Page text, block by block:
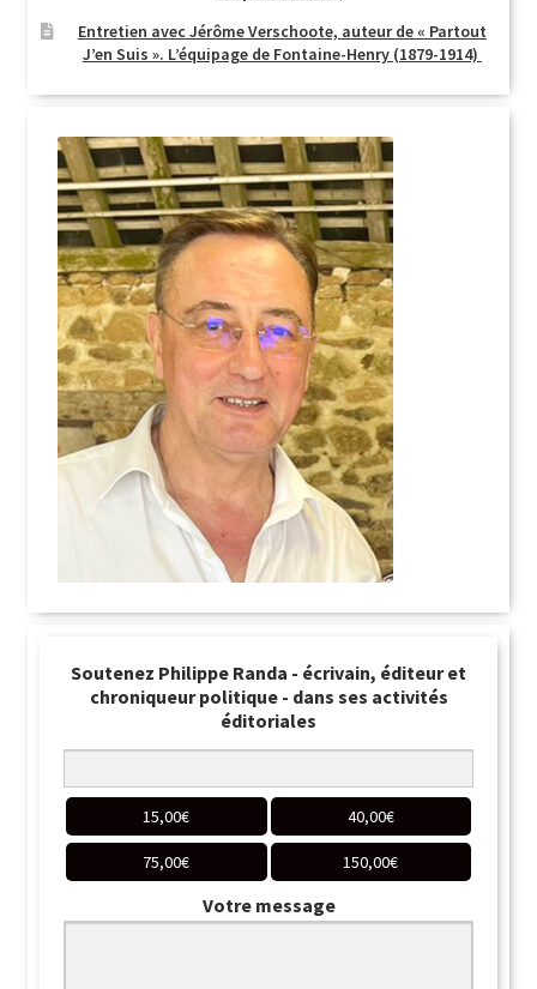
Entretien avec Jérôme Verschoote, auteur de « Partout
J’en Suis ». L’équipage de Fontaine-Henry (1879-1914)
Soutenez Philippe Randa - écrivain, éditeur et
chroniqueur politique - dans ses activités
éditoriales
15,00€ 40,00€
75,00€ 150,00€
Votre message